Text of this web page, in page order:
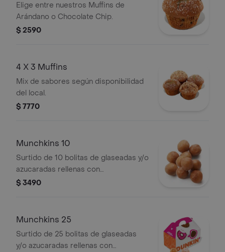
Elige entre nuestros Muffins de
Arándano o Chocolate Chip.
$ 2590
4 X 3 Muffins
Mix de sabores según disponibilidad
del local.
$ 7770
Munchkins 10
Surtido de 10 bolitas de glaseadas y/o
azucaradas rellenas con
manjar(Surtido puede variar según
$ 3490
Munchkins 25
Surtido de 25 bolitas de glaseadas
y/o azucaradas rellenas con